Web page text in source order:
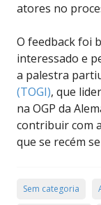
atores no
O feedback foi
interessado e
a palestra
(TOGI), que
na OGP da
contribuir com
que se recém
Sem categoria